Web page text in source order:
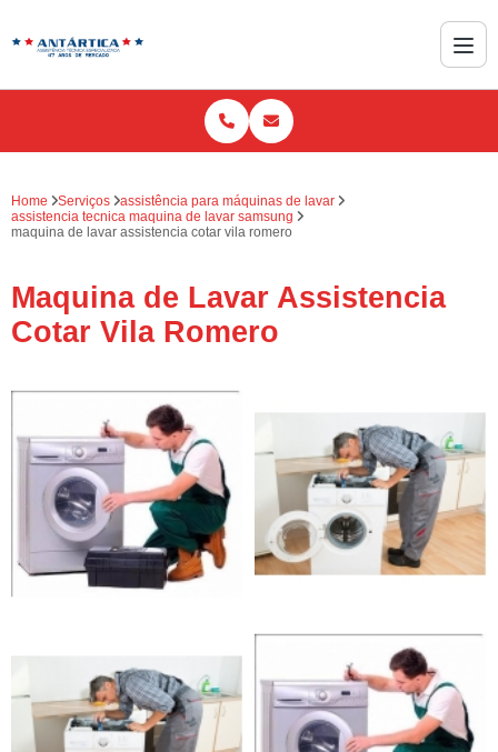
Home Serviços
assistência para máquinas de lavar
assistencia tecnica maquina de lavar samsung
maquina de lavar assistencia cotar vila romero
Maquina de Lavar Assistencia
Cotar Vila Romero